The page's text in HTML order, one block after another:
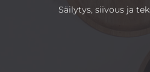
Säilytys, siivous ja